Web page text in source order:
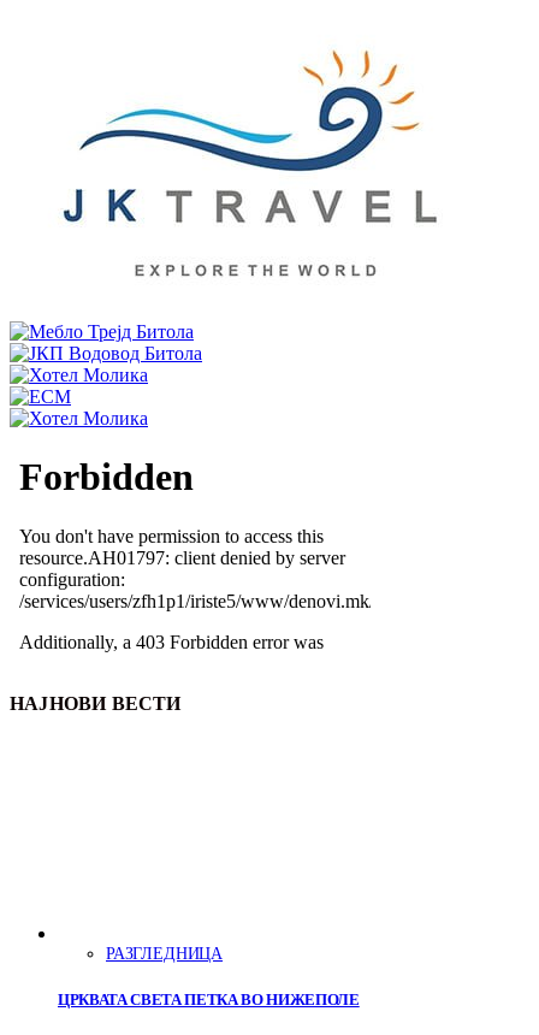
НАЈНОВИ ВЕСТИ
РАЗГЛЕДНИЦА
ЦРКВАТА СВЕТА ПЕТКА ВО НИЖЕПОЛЕ